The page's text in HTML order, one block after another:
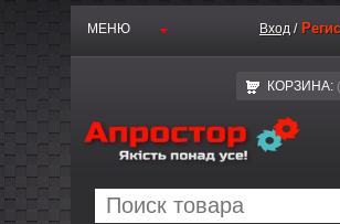
МЕНЮ Вход /
КОРЗИНА: